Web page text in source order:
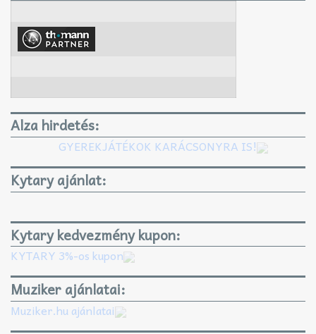
Alza hirdetés:
GYEREKJÁTÉKOK KARÁCSONYRA IS!
Kytary ajánlat:
Kytary kedvezmény kupon:
KYTARY 3%-os kupon
Muziker ajánlatai:
Muziker.hu ajánlatai